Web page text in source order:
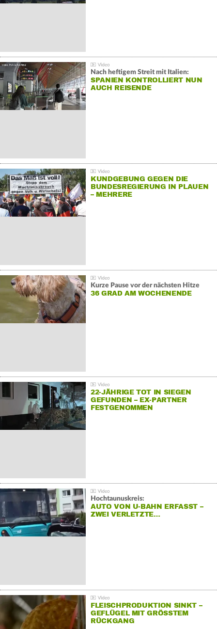
Nach heftigem Streit mit Italien:
SPANIEN KONTROLLIERT NUN
AUCH REISENDE
KUNDGEBUNG GEGEN DIE
BUNDESREGIERUNG IN PLAUEN
– MEHRERE
Kurze Pause vor der nächsten Hitze
36 GRAD AM WOCHENENDE
22-JÄHRIGE TOT IN SIEGEN
GEFUNDEN – EX-PARTNER
FESTGENOMMEN
Hochtaunuskreis:
AUTO VON U-BAHN ERFASST –
ZWEI VERLETZTE…
FLEISCHPRODUKTION SINKT –
GEFLÜGEL MIT GRÖSSTEM R
ÜCKGANG